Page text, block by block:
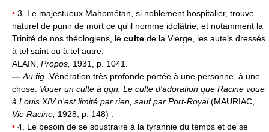
• 3. Le majestueux Mahométan, si noblement hospitalier, trouve
naturel de punir de mort ce qu'il nomme idolâtrie, et notamment la
Trinité de nos théologiens, le culte de la Vierge, les autels dressés
à tel saint ou à tel autre.
ALAIN, Propos, 1931, p. 1041.
— Au fig. Vénération très profonde portée à une personne, à une
chose. Vouer un culte à qqn. Le culte d'adoration que Racine voue
à Louis XIV n'est limité par rien, sauf par Port-Royal(MAURIAC,
Vie Racine, 1928, p. 148) :
• 4. Le besoin de se soustraire à la tyrannie du temps et de se